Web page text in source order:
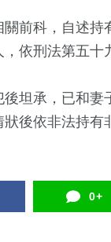
前科，自述
依刑法第五十
坦承，已和
後依非法持
0+